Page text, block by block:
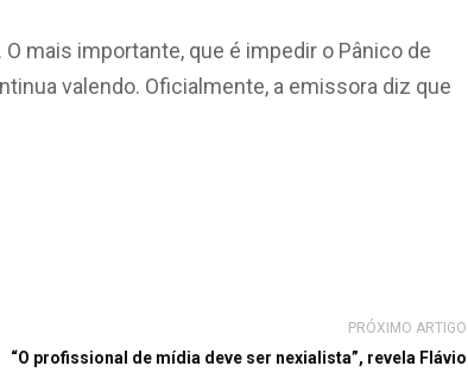
mais importante, que é impedir o Pânico de
valendo. Oficialmente, a emissora diz que
PRÓXIMO ARTIGO
“O profissional de mídia deve ser nexialista”, revela Flávio